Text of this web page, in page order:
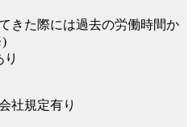
きた際には過去の労働時間か
社規定有り